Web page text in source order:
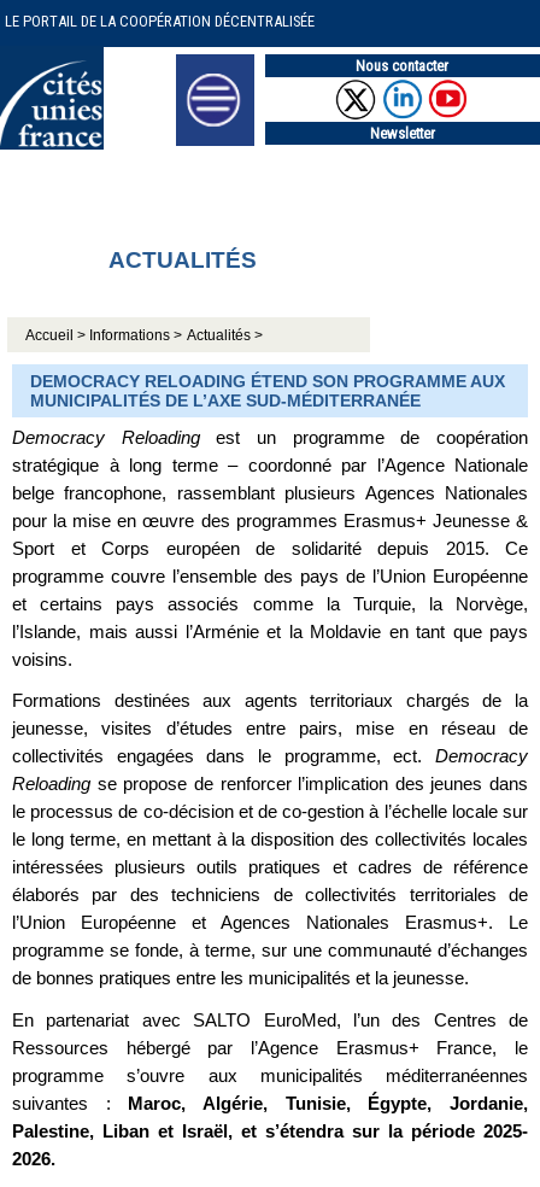
LE PORTAIL DE LA COOPÉRATION DÉCENTRALISÉE
Nous contacter
Newsletter
ACTUALITÉS
Accueil > Informations > Actualités >
DEMOCRACY RELOADING ÉTEND SON PROGRAMME AUX
MUNICIPALITÉS DE L’AXE SUD-MÉDITERRANÉE
Democracy Reloadingest un programme de coopération
stratégique à long terme – coordonné par l’Agence Nationale
belge francophone, rassemblant plusieurs Agences Nationales
pour la mise en œuvre des programmes Erasmus+ Jeunesse &
Sport et Corps européen de solidarité depuis 2015. Ce
programme couvre l’ensemble des pays de l’Union Européenne
et certains pays associés comme la Turquie, la Norvège,
l’Islande, mais aussi l’Arménie et la Moldavie en tant que pays
voisins.
Formations destinées aux agents territoriaux chargés de la
jeunesse, visites d’études entre pairs, mise en réseau de
collectivités engagées dans le programme, ect. Democracy
Reloading se propose de renforcer l’implication des jeunes dans
le processus de co-décision et de co-gestion à l’échelle locale sur
le long terme, en mettant à la disposition des collectivités locales
intéressées plusieurs outils pratiques et cadres de référence
élaborés par des techniciens de collectivités territoriales de
l’Union Européenne et Agences Nationales Erasmus+. Le
programme se fonde, à terme, sur une communauté d’échanges
de bonnes pratiques entre les municipalités et la jeunesse.
En partenariat avec SALTO EuroMed, l’un des Centres de
Ressources hébergé par l’Agence Erasmus+ France, le
programme s’ouvre aux municipalités méditerranéennes
suivantes : Maroc, Algérie, Tunisie, Égypte, Jordanie,
Palestine, Liban et Israël, et s’étendra sur la période 2025-
2026.